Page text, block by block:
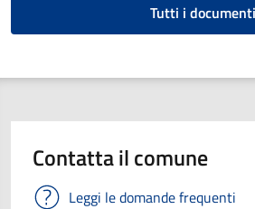
Tutti i documenti
Contatta il comune
Leggi le domande frequenti